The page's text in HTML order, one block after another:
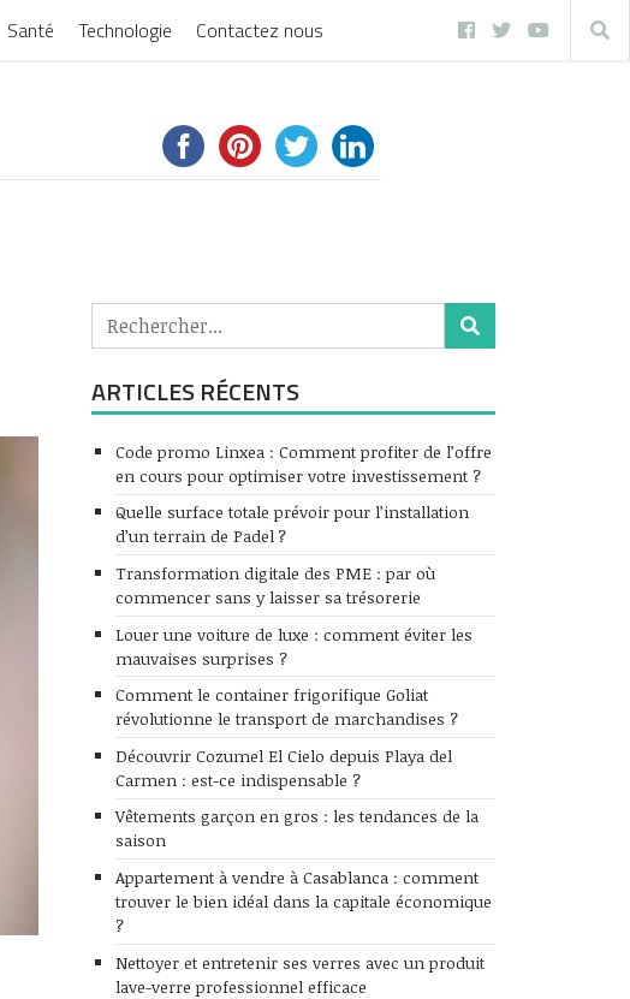
Santé Technologie Contactez nous
ARTICLES RÉCENTS
Code promo Linxea : Comment profiter de l’offre
en cours pour optimiser votre investissement ?
Quelle surface totale prévoir pour l’installation
d’un terrain de Padel ?
Transformation digitale des PME : par où
commencer sans y laisser sa trésorerie
Louer une voiture de luxe : comment éviter les
mauvaises surprises ?
Comment le container frigorifique Goliat
révolutionne le transport de marchandises ?
Découvrir Cozumel El Cielo depuis Playa del
Carmen : est-ce indispensable ?
Vêtements garçon en gros : les tendances de la
saison
Appartement à vendre à Casablanca : comment
trouver le bien idéal dans la capitale économique
?
Nettoyer et entretenir ses verres avec un produit
lave-verre professionnel efficace